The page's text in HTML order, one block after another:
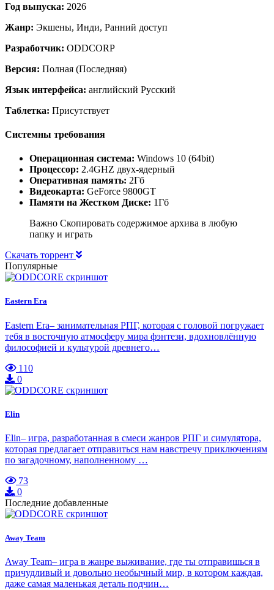
Год выпуска: 2026
Жанр: Экшены, Инди, Ранний доступ
Разработчик: ODDCORP
Версия: Полная (Последняя)
Язык интерфейса: английский Русский
Таблетка: Присутствует
Системны требования
Операционная система: Windows 10 (64bit)
Процессор: 2.4GHZ двух-ядерный
Оперативная память: 2Гб
Видеокарта: GeForce 9800GT
Памяти на Жестком Диске: 1Гб
Важно Скопировать содержимое архива в любую
папку и играть
Скачать торрент
Популярные
Eastern Era
Eastern Era– занимательная РПГ, которая с головой погружает
тебя в восточную атмосферу мира фэнтези, вдохновлённую
философией и культурой древнего…
110
0
Elin
Elin– игра, разработанная в смеси жанров РПГ и симулятора,
которая предлагает отправиться нам навстречу приключениям
по загадочному, наполненному …
73
0
Последние добавленные
Away Team
Away Team– игра в жанре выживание, где ты отправишься в
причудливый и довольно необычный мир, в котором каждая,
даже самая маленькая деталь подчин…